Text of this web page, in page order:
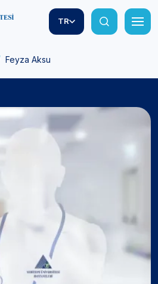
TR
Feyza Aksu